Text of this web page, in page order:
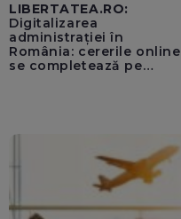
LIBERTATEA.RO:
Digitalizarea
administrației în
România: cererile online
se completează pe